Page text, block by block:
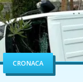
CRONACA